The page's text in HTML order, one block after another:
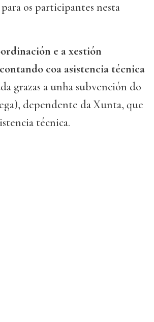
para os participantes nesta
e a xestión
coa asistencia técnica
grazas a unha subvención do
dependente da Xunta, que
técnica.